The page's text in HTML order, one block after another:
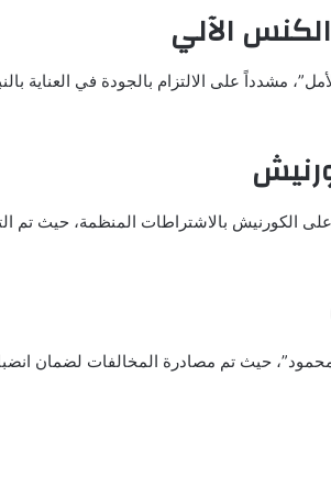
الآلي
على الكورنيش بالاشتراطات المنظمة، حيث تم
حيث تم مصادرة المخالفات لضمان